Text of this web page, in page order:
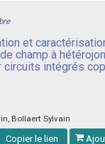
et
champ à
circuits intégrés
Bollaert Sylvain
Copier le lien